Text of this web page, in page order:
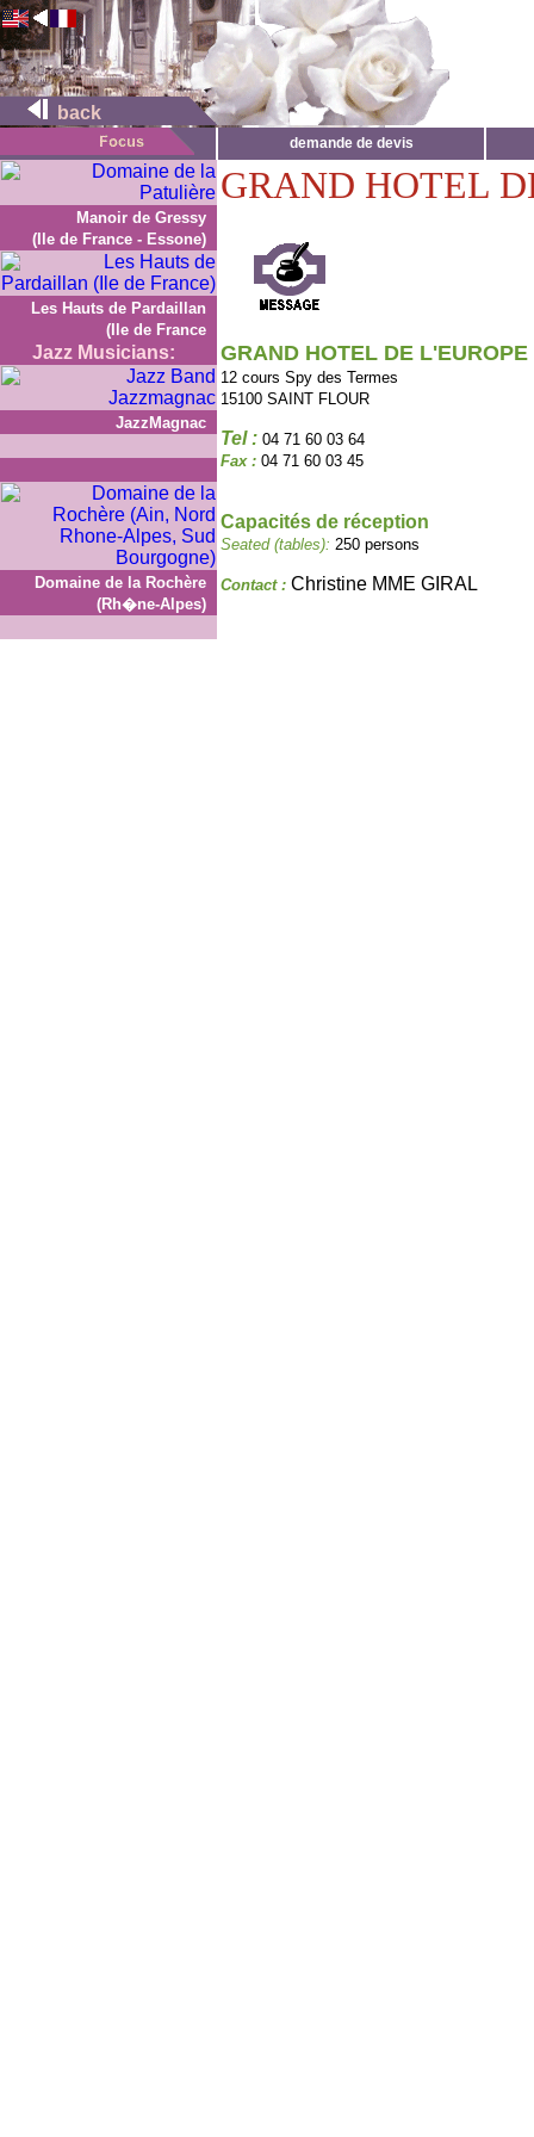
back
demande de devis
Manoir de Gressy
(Ile de France - Essone)
Les Hauts de Pardaillan
(Ile de France
Jazz Musicians:
JazzMagnac
Domaine de la Rochère
(Rh�ne-Alpes)
GRAND HOTEL
GRAND HOTEL DE L'EUROPE
12 cours Spy des Termes
15100 SAINT FLOUR
Tel : 04 71 60 03 64
Fax : 04 71 60 03 45
Capacités de réception
Seated (tables): 250 persons
Contact : Christine MME GIRAL